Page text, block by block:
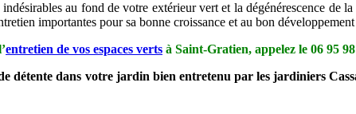
au fond de votre extérieur vert et la dégénérescence de
importantes pour sa bonne croissance et au bon
entretien de vos espaces verts à Saint-Gratien, appelez le 06 95
détente dans votre jardin bien entretenu par les jardiniers